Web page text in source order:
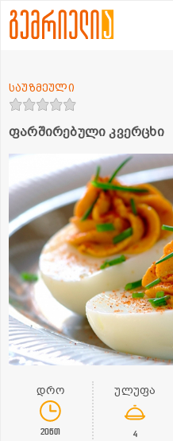
ფარშირებული კვერცხი
საუზმეული
დრო
20წთ
ულუფა
4